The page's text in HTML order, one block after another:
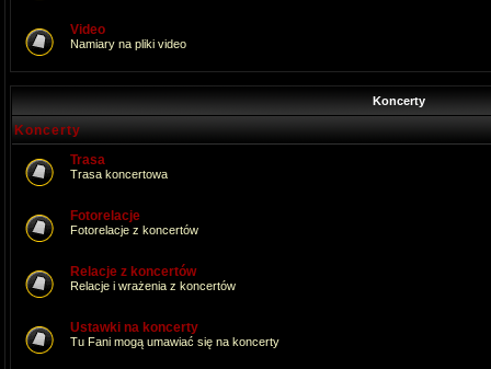
Video
Namiary na pliki video
Koncerty
Koncerty
Trasa
Trasa koncertowa
Fotorelacje
Fotorelacje z koncertów
Relacje z koncertów
Relacje i wrażenia z koncertów
Ustawki na koncerty
Tu Fani mogą umawiać się na koncerty